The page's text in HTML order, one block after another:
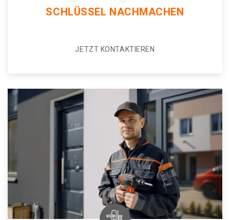
SCHLÜSSEL NACHMACHEN
JETZT KONTAKTIEREN